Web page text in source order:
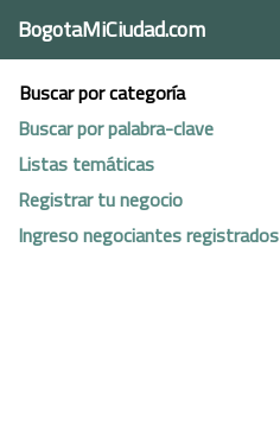
BogotaMiCiudad.com
Buscar por categoría
Buscar por palabra-clave
Listas temáticas
Registrar tu negocio
Ingreso negociantes registrados